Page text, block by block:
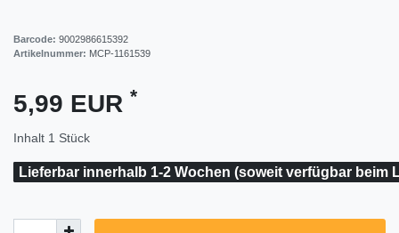
Barcode: 9002986615392
Artikelnummer: MCP-1161539
5,99 EUR *
Inhalt 1 Stück
Lieferbar innerhalb 1-2 Wochen (soweit verfügbar beim